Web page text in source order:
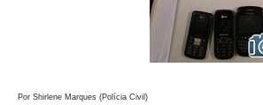
Por Shirlene Marques (Polícia Civil)